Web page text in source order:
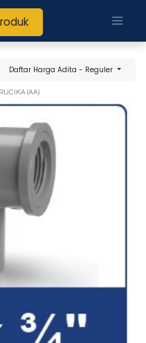
Daftar Harga Adita - Reguler
(AA)